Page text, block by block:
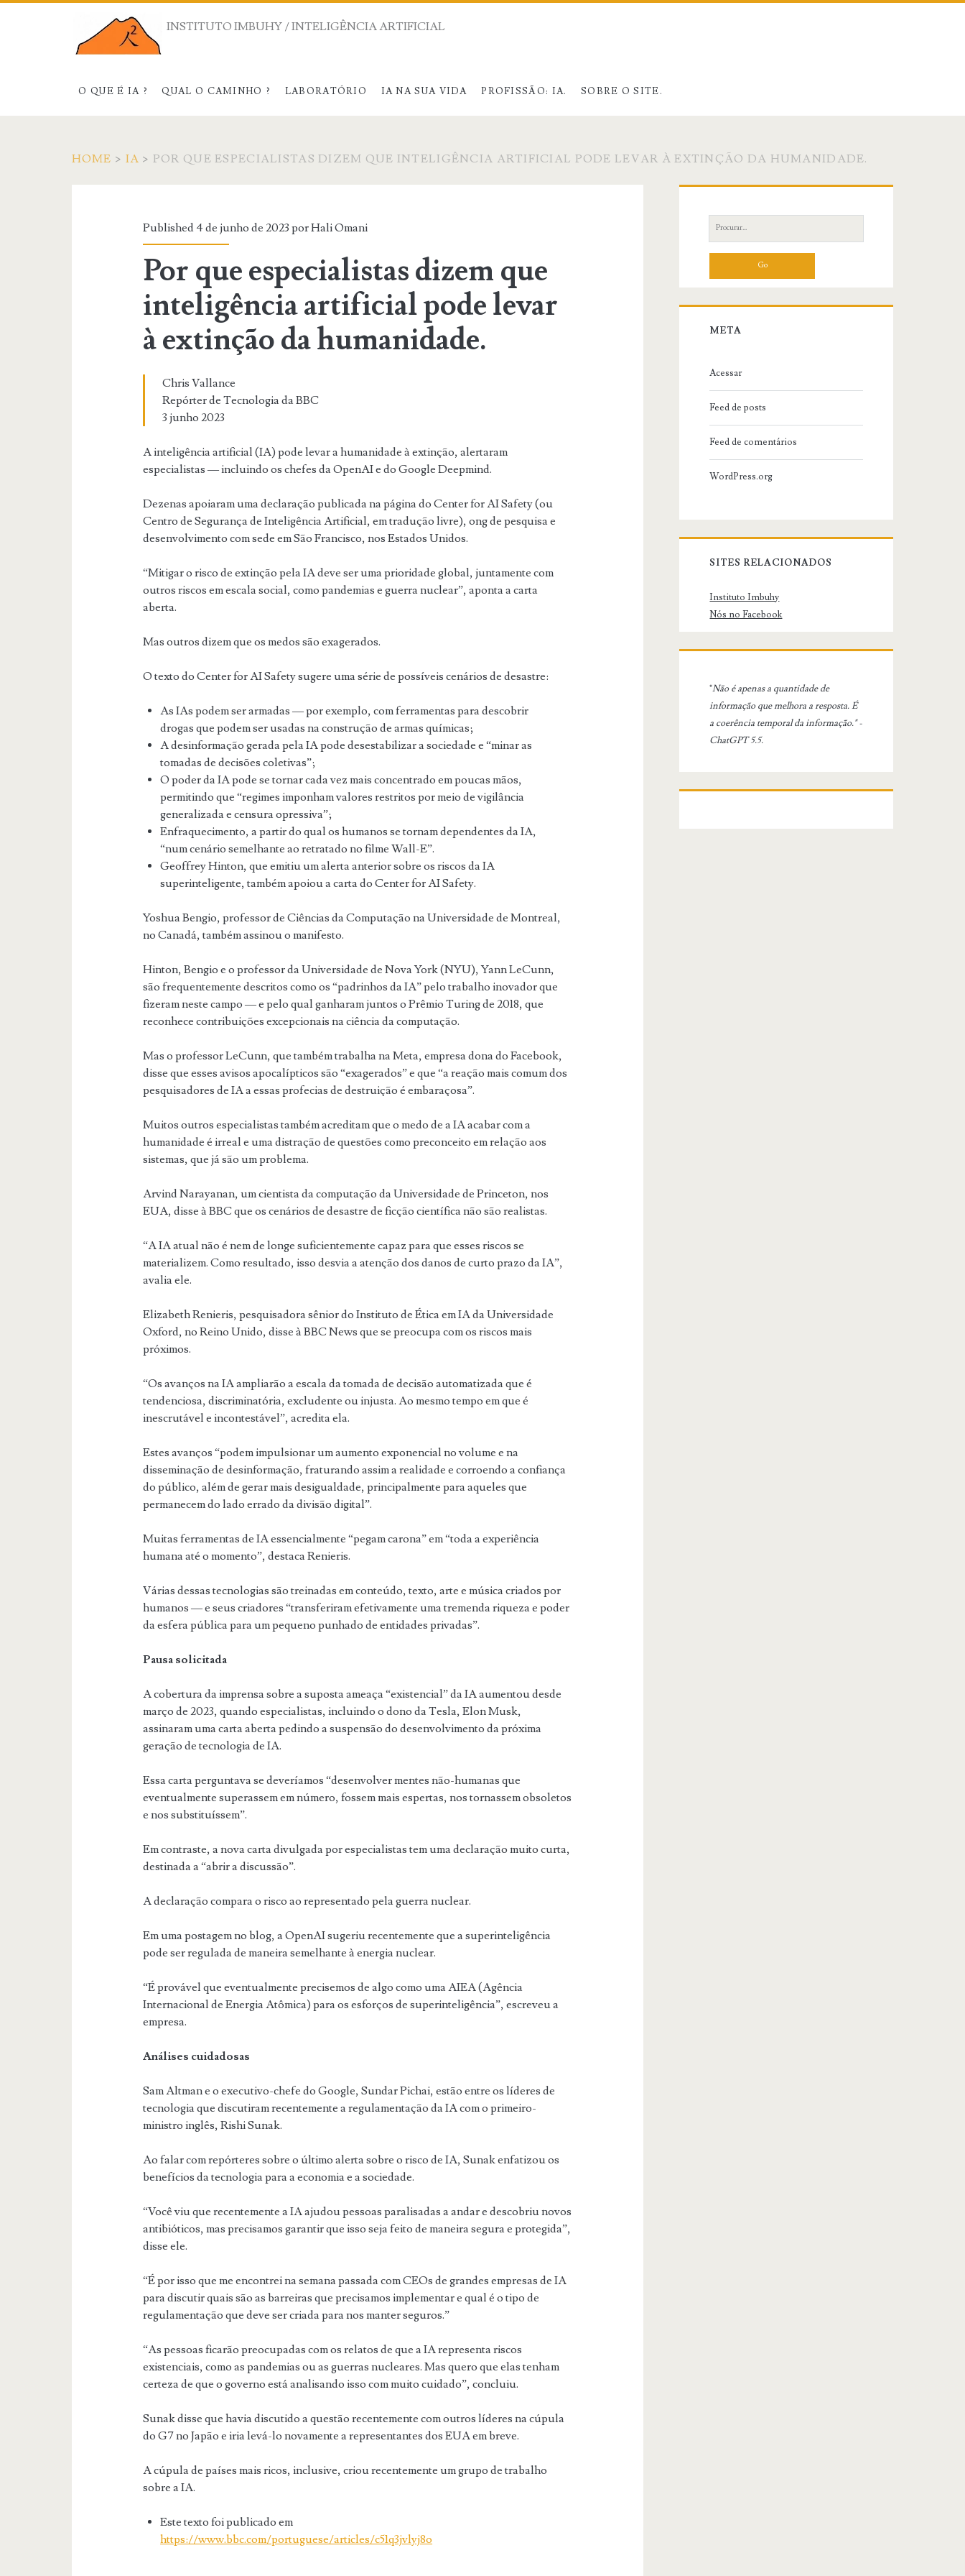
INSTITUTO IMBUHY / INTELIGÊNCIA ARTIFICIAL
O QUE É IA ? QUAL O CAMINHO ? LABORATÓRIO IA NA SUA VIDA PROFISSÃO: IA. SOBRE O SITE.
HOME > IA > POR QUE ESPECIALISTAS DIZEM QUE INTELIGÊNCIA ARTIFICIAL PODE LEVAR À EXTINÇÃO DA HUMANIDADE.
Published 4 de junho de 2023 porHali Omani
Por que especialistas dizem que
inteligência artificial pode levar
à extinção da humanidade.
Chris Vallance
Repórter de Tecnologia da BBC
3 junho 2023
A inteligência artificial (IA) pode levar a humanidade à extinção, alertaram
especialistas — incluindo os chefes da OpenAI e do Google Deepmind.
Dezenas apoiaram uma declaração publicada na página do Center for AI Safety (ou
Centro de Segurança de Inteligência Artificial, em tradução livre), ong de pesquisa e
desenvolvimento com sede em São Francisco, nos Estados Unidos.
“Mitigar o risco de extinção pela IA deve ser uma prioridade global, juntamente com
outros riscos em escala social, como pandemias e guerra nuclear”, aponta a carta
aberta.
Mas outros dizem que os medos são exagerados.
O texto do Center for AI Safety sugere uma série de possíveis cenários de desastre:
As IAs podem ser armadas — por exemplo, com ferramentas para descobrir
drogas que podem ser usadas na construção de armas químicas;
A desinformação gerada pela IA pode desestabilizar a sociedade e “minar as
tomadas de decisões coletivas”;
O poder da IA pode se tornar cada vez mais concentrado em poucas mãos,
permitindo que “regimes imponham valores restritos por meio de vigilância
generalizada e censura opressiva”;
Enfraquecimento, a partir do qual os humanos se tornam dependentes da IA,
“num cenário semelhante ao retratado no filme Wall-E”.
Geoffrey Hinton, que emitiu um alerta anterior sobre os riscos da IA
superinteligente, também apoiou a carta do Center for AI Safety.
Yoshua Bengio, professor de Ciências da Computação na Universidade de Montreal,
no Canadá, também assinou o manifesto.
Hinton, Bengio e o professor da Universidade de Nova York (NYU), Yann LeCunn,
são frequentemente descritos como os “padrinhos da IA” pelo trabalho inovador que
fizeram neste campo — e pelo qual ganharam juntos o Prêmio Turing de 2018, que
reconhece contribuições excepcionais na ciência da computação.
Mas o professor LeCunn, que também trabalha na Meta, empresa dona do Facebook,
disse que esses avisos apocalípticos são “exagerados” e que “a reação mais comum dos
pesquisadores de IA a essas profecias de destruição é embaraçosa”.
Muitos outros especialistas também acreditam que o medo de a IA acabar com a
humanidade é irreal e uma distração de questões como preconceito em relação aos
sistemas, que já são um problema.
Arvind Narayanan, um cientista da computação da Universidade de Princeton, nos
EUA, disse à BBC que os cenários de desastre de ficção científica não são realistas.
“A IA atual não é nem de longe suficientemente capaz para que esses riscos se
materializem. Como resultado, isso desvia a atenção dos danos de curto prazo da IA”,
avalia ele.
Elizabeth Renieris, pesquisadora sênior do Instituto de Ética em IA da Universidade
Oxford, no Reino Unido, disse à BBC News que se preocupa com os riscos mais
próximos.
“Os avanços na IA ampliarão a escala da tomada de decisão automatizada que é
tendenciosa, discriminatória, excludente ou injusta. Ao mesmo tempo em que é
inescrutável e incontestável”, acredita ela.
Estes avanços “podem impulsionar um aumento exponencial no volume e na
disseminação de desinformação, fraturando assim a realidade e corroendo a confiança
do público, além de gerar mais desigualdade, principalmente para aqueles que
permanecem do lado errado da divisão digital”.
Muitas ferramentas de IA essencialmente “pegam carona” em “toda a experiência
humana até o momento”, destaca Renieris.
Várias dessas tecnologias são treinadas em conteúdo, texto, arte e música criados por
humanos — e seus criadores “transferiram efetivamente uma tremenda riqueza e poder
da esfera pública para um pequeno punhado de entidades privadas”.
Pausa solicitada
A cobertura da imprensa sobre a suposta ameaça “existencial” da IA aumentou desde
março de 2023, quando especialistas, incluindo o dono da Tesla, Elon Musk,
assinaram uma carta aberta pedindo a suspensão do desenvolvimento da próxima
geração de tecnologia de IA.
Essa carta perguntava se deveríamos “desenvolver mentes não-humanas que
eventualmente superassem em número, fossem mais espertas, nos tornassem obsoletos
e nos substituíssem”.
Em contraste, a nova carta divulgada por especialistas tem uma declaração muito curta,
destinada a “abrir a discussão”.
A declaração compara o risco ao representado pela guerra nuclear.
Em uma postagem no blog, a OpenAI sugeriu recentemente que a superinteligência
pode ser regulada de maneira semelhante à energia nuclear.
“É provável que eventualmente precisemos de algo como uma AIEA (Agência
Internacional de Energia Atômica) para os esforços de superinteligência”, escreveu a
empresa.
Análises cuidadosas
Sam Altman e o executivo-chefe do Google, Sundar Pichai, estão entre os líderes de
tecnologia que discutiram recentemente a regulamentação da IA com o primeiro-
ministro inglês, Rishi Sunak.
Ao falar com repórteres sobre o último alerta sobre o risco de IA, Sunak enfatizou os
benefícios da tecnologia para a economia e a sociedade.
“Você viu que recentemente a IA ajudou pessoas paralisadas a andar e descobriu novos
antibióticos, mas precisamos garantir que isso seja feito de maneira segura e protegida”,
disse ele.
“É por isso que me encontrei na semana passada com CEOs de grandes empresas de IA
para discutir quais são as barreiras que precisamos implementar e qual é o tipo de
regulamentação que deve ser criada para nos manter seguros.”
“As pessoas ficarão preocupadas com os relatos de que a IA representa riscos
existenciais, como as pandemias ou as guerras nucleares. Mas quero que elas tenham
certeza de que o governo está analisando isso com muito cuidado”, concluiu.
Sunak disse que havia discutido a questão recentemente com outros líderes na cúpula
do G7 no Japão e iria levá-lo novamente a representantes dos EUA em breve.
A cúpula de países mais ricos, inclusive, criou recentemente um grupo de trabalho
sobre a IA.
Este texto foi publicado em
https://www.bbc.com/portuguese/articles/c51q3jvlyj8o
Sidebar
Search
for:
META
Acessar
Feed de posts
Feed de comentários
WordPress.org
SITES RELACIONADOS
Instituto Imbuhy
Nós no Facebook
"Não é apenas a quantidade de
informação que melhora a resposta. É
a coerência temporal da informação." -
ChatGPT 5.5.